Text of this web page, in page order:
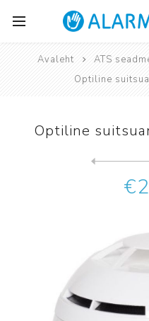
Avaleht ATS
Optiline
Optiline